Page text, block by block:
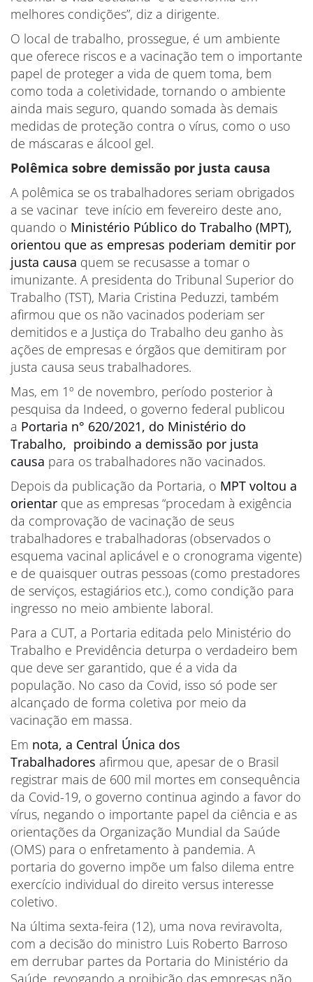
melhores condições”, diz a dirigente.
O local de trabalho, prossegue, é um ambiente
que oferece riscos e a vacinação tem o importante
papel de proteger a vida de quem toma, bem
como toda a coletividade, tornando o ambiente
ainda mais seguro, quando somada às demais
medidas de proteção contra o vírus, como o uso
de máscaras e álcool gel.
Polêmica sobre demissão por justa causa
A polêmica se os trabalhadores seriam obrigados
a se vacinar teve início em fevereiro deste ano,
quando o Ministério Público do Trabalho (MPT),
orientou que as empresas poderiam demitir por
justa causa quem se recusasse a tomar o
imunizante. A presidenta do Tribunal Superior do
Trabalho (TST), Maria Cristina Peduzzi, também
afirmou que os não vacinados poderiam ser
demitidos e a Justiça do Trabalho deu ganho às
ações de empresas e órgãos que demitiram por
justa causa seus trabalhadores.
Mas, em 1º de novembro, período posterior à
pesquisa da Indeed, o governo federal publicou
a Portaria n° 620/2021, do Ministério do
Trabalho, proibindo a demissão por justa
causa para os trabalhadores não vacinados.
Depois da publicação da Portaria, o MPT voltou a
orientar que as empresas “procedam à exigência
da comprovação de vacinação de seus
trabalhadores e trabalhadoras (observados o
esquema vacinal aplicável e o cronograma vigente)
e de quaisquer outras pessoas (como prestadores
de serviços, estagiários etc.), como condição para
ingresso no meio ambiente laboral.
Para a CUT, a Portaria editada pelo Ministério do
Trabalho e Previdência deturpa o verdadeiro bem
que deve ser garantido, que é a vida da
população. No caso da Covid, isso só pode ser
alcançado de forma coletiva por meio da
vacinação em massa.
Em nota, a Central Única dos
Trabalhadores afirmou que, apesar de o Brasil
registrar mais de 600 mil mortes em consequência
da Covid-19, o governo continua agindo a favor do
vírus, negando o importante papel da ciência e as
orientações da Organização Mundial da Saúde
(OMS) para o enfretamento à pandemia. A
portaria do governo impõe um falso dilema entre
exercício individual do direito versus interesse
coletivo.
Na última sexta-feira (12), uma nova reviravolta,
com a decisão do ministro Luis Roberto Barroso
em derrubar partes da Portaria do Ministério da
Saúde, revogando a proibição das empresas não